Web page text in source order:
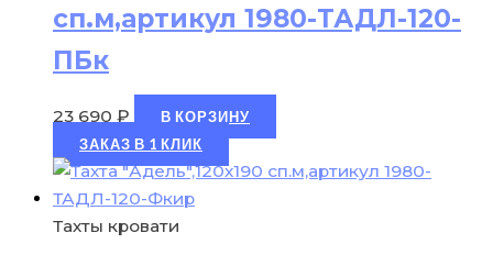
сп.м,артикул 1980-ТАДЛ-120-
ПБк
23 690 ₽
В КОРЗИНУ
ЗАКАЗ В 1 КЛИК
Тахты кровати